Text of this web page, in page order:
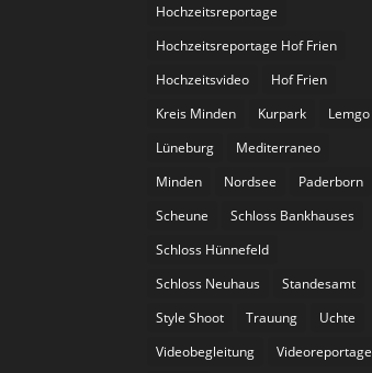
Hochzeitsreportage
Hochzeitsreportage Hof Frien
Hochzeitsvideo
Hof Frien
Kreis Minden
Kurpark
Lemgo
Lüneburg
Mediterraneo
Minden
Nordsee
Paderborn
Scheune
Schloss Bankhauses
Schloss Hünnefeld
Schloss Neuhaus
Standesamt
Style Shoot
Trauung
Uchte
Videobegleitung
Videoreportage